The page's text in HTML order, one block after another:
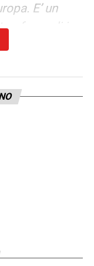
E’ un
in
ci è
sta
NEWS